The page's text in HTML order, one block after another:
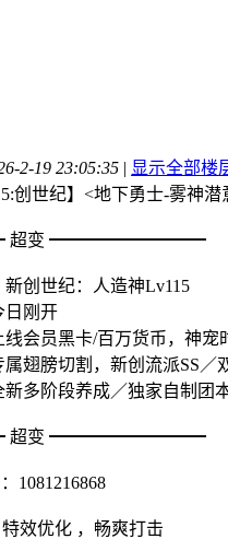
2-19 23:05:35 | 显示全部楼
创世纪】<地下勇士-雾神
变 ━━━━━━━━━
创世纪：人造神Lv115
日刚开
线会员黑卡/百万货币，神宠
属翅膀切割，新创流派SS／
新多阶段养成／独家自制团
变 ━━━━━━━━━
1081216868
效优化 ，畅爽打击